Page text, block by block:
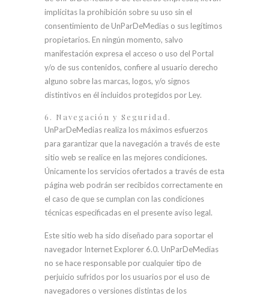
implícitas la prohibición sobre su uso sin el
consentimiento de UnParDeMedias o sus legítimos
propietarios. En ningún momento, salvo
manifestación expresa el acceso o uso del Portal
y/o de sus contenidos, confiere al usuario derecho
alguno sobre las marcas, logos, y/o signos
distintivos en él incluidos protegidos por Ley.
6. Navegación y Seguridad.
UnParDeMedias realiza los máximos esfuerzos
para garantizar que la navegación a través de este
sitio web se realice en las mejores condiciones.
Únicamente los servicios ofertados a través de esta
página web podrán ser recibidos correctamente en
el caso de que se cumplan con las condiciones
técnicas especificadas en el presente aviso legal.
Este sitio web ha sido diseñado para soportar el
navegador Internet Explorer 6.0. UnParDeMedias
no se hace responsable por cualquier tipo de
perjuicio sufridos por los usuarios por el uso de
navegadores o versiones distintas de los